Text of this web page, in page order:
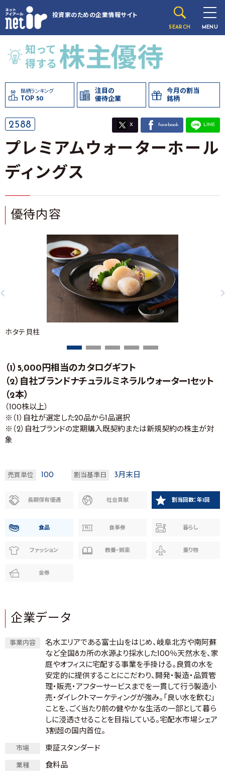
投資家のための企業情報サイト
SEARCH MENU
銘柄ランキング
TOP 50
注目の
優待企業
今月の割当
銘柄
2588 X facebook LINE
プレミアムウォーターホール
ディングス
優待内容
ホタテ貝柱
（1）5,000円相当のカタログギフト
（2）自社ブランドナチュラルミネラルウォーター1セット
（2本）
（100株以上）
※（1）自社が選定した20品から1品選択
※（2）自社ブランドの定期購入既契約または新規契約の株主が対
象
売買単位 100 割当基準日 3月末日
長期保有優遇 社会貢献 割当回数：年1回
食品 食事券 暮らし
ファッション 教養・娯楽 乗り物
金券
企業データ
事業内容
名水エリアである富士山をはじめ、岐阜北方や南阿蘇
など全国8カ所の水源より採水した100％天然水を、家
庭やオフィスに宅配する事業を手掛ける。良質の水を
安定的に提供することにこだわり、開発・製造・品質管
理・販売・アフターサービスまでを一貫して行う製造小
売・ダイレクトマーケティングが強み。「良い水を飲む」
ことを、ごく当たり前の健やかな生活の一部として暮ら
しに浸透させることを目指している。宅配水市場シェア
3割超の国内首位。
市場 東証スタンダード
業種 食料品